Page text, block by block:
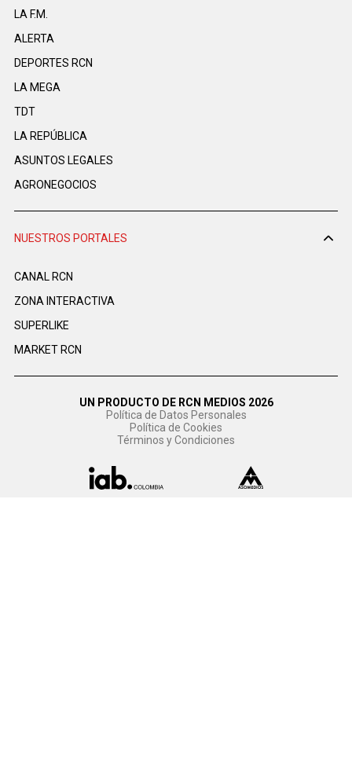
LA F.M.
ALERTA
DEPORTES RCN
LA MEGA
TDT
LA REPÚBLICA
ASUNTOS LEGALES
AGRONEGOCIOS
NUESTROS PORTALES
CANAL RCN
ZONA INTERACTIVA
SUPERLIKE
MARKET RCN
UN PRODUCTO DE RCN MEDIOS 2026
Política de Datos Personales
Política de Cookies
Términos y Condiciones